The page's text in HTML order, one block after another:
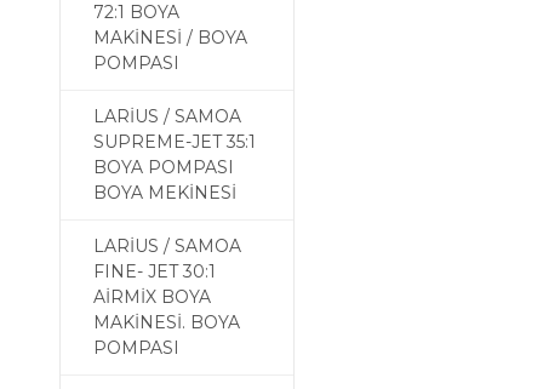
72:1 BOYA
MAKİNESİ / BOYA
POMPASI
LARİUS / SAMOA
SUPREME-JET 35:1
BOYA POMPASI
BOYA MEKİNESİ
LARİUS / SAMOA
FINE- JET 30:1
AİRMİX BOYA
MAKİNESİ. BOYA
POMPASI